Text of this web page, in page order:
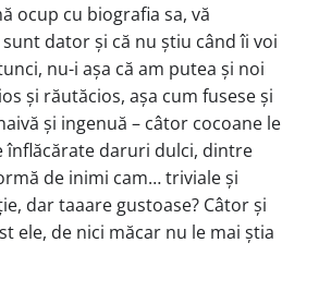
ocup cu biografia sa, vă
dator și că nu știu când îi voi
nu-i așa că am putea și noi
și răutăcios, așa cum fusese și
și ingenuă – câtor cocoane le
înflăcărate daruri dulci, dintre
de inimi cam… triviale și
dar taaare gustoase? Câtor și
ele, de nici măcar nu le mai știa